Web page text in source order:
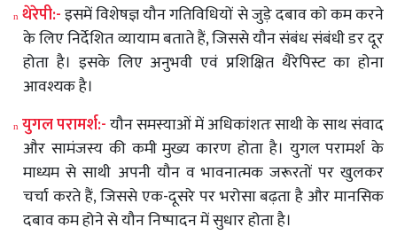
n थेरेपी:-इसमेंविशेषज्ञयौनगतिविधियोंसेजुड़ेदबावकोकमकरने
केलिएनिर्देशितव्यायामबतातेहैं,जिससेयौनसंबंधसंबंधीडरदूर
होता है। इसके लिए अनुभवी एवं प्रशिक्षित थैरेपिस्ट का होना
आवश्यकहै।
n युगलपरामर्श:-यौनसमस्याओंमेंअधिकांशतःसाथीकेसाथसंवाद
और सामंजस्य की कमी मुख्य कारण होता है। युगल परामर्श के
माध्यम से साथी अपनी यौन व भावनात्मक जरूरतों पर खुलकर
चर्चाकरतेहैं,जिससेएक-दूसरेपरभरोसाबढ़ताहैऔरमानसिक
दबावकमहोनेसेयौननिष्पादनमेंसुधारहोताहै।